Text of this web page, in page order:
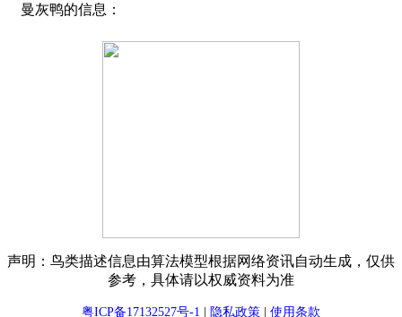
曼灰鸭的信息：
声明：鸟类描述信息由算法模型根据网络资讯自动生成，仅供
参考，具体请以权威资料为准
粤ICP备17132527号-1 隐私政策 使用条款